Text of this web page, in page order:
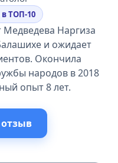
в ТОП-10
Медведева Наргиза
и ожидает
Окончила
народов в 2018
опыт 8 лет.